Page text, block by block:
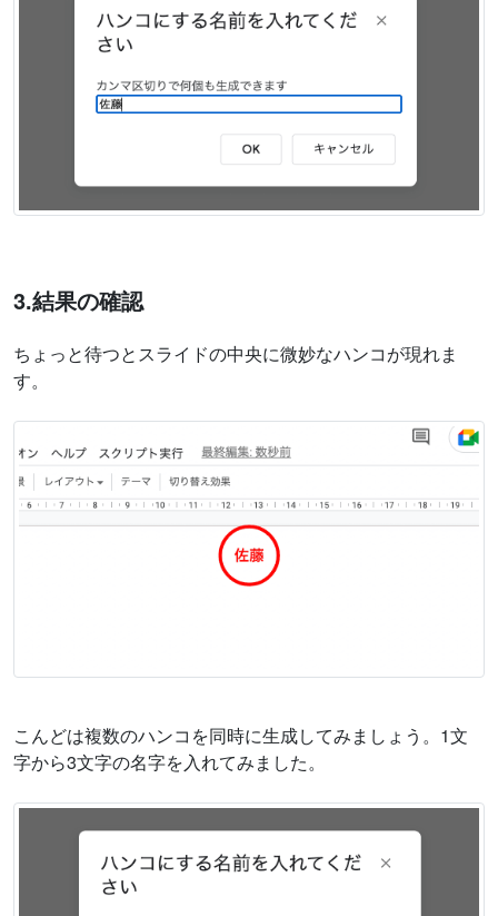
3.結果の確認
ちょっと待つとスライドの中央に微妙なハンコが現れま
す。
こんどは複数のハンコを同時に生成してみましょう。1文
字から3文字の名字を入れてみました。